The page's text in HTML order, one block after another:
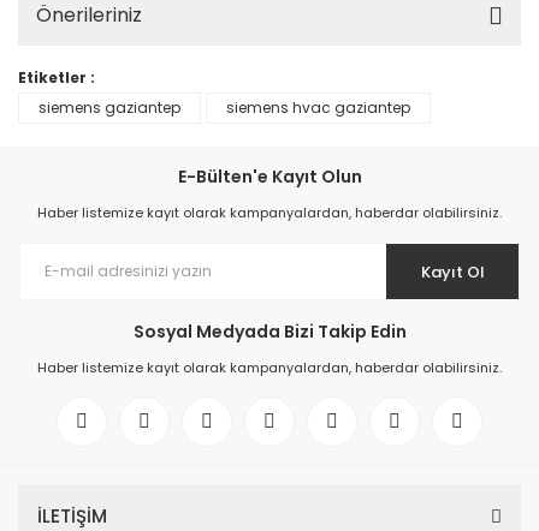
Önerileriniz
Etiketler :
siemens gaziantep
siemens hvac gaziantep
E-Bülten'e Kayıt Olun
Haber listemize kayıt olarak kampanyalardan, haberdar olabilirsiniz.
Kayıt Ol
Sosyal Medyada Bizi Takip Edin
Haber listemize kayıt olarak kampanyalardan, haberdar olabilirsiniz.
İLETİŞİM